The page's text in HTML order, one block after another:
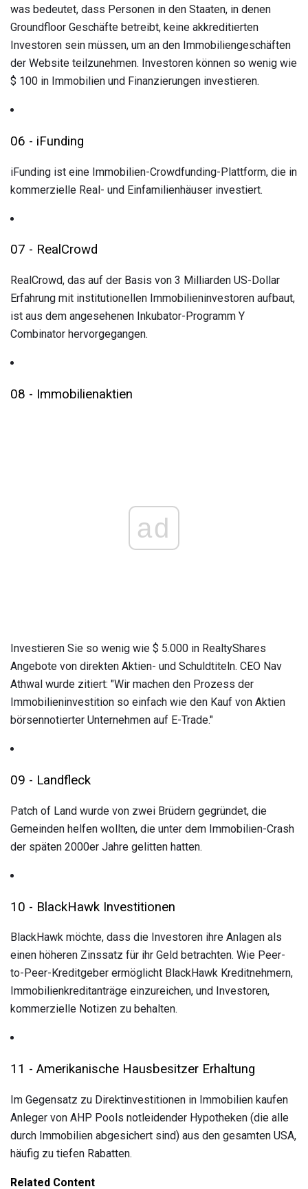
was bedeutet, dass Personen in den Staaten, in denen
Groundfloor Geschäfte betreibt, keine akkreditierten
Investoren sein müssen, um an den Immobiliengeschäften
der Website teilzunehmen. Investoren können so wenig wie
$ 100 in Immobilien und Finanzierungen investieren.
06 - iFunding
iFunding ist eine Immobilien-Crowdfunding-Plattform, die in
kommerzielle Real- und Einfamilienhäuser investiert.
07 - RealCrowd
RealCrowd, das auf der Basis von 3 Milliarden US-Dollar
Erfahrung mit institutionellen Immobilieninvestoren aufbaut,
ist aus dem angesehenen Inkubator-Programm Y
Combinator hervorgegangen.
08 - Immobilienaktien
ad
Investieren Sie so wenig wie $ 5.000 in RealtyShares
Angebote von direkten Aktien- und Schuldtiteln. CEO Nav
Athwal wurde zitiert: "Wir machen den Prozess der
Immobilieninvestition so einfach wie den Kauf von Aktien
börsennotierter Unternehmen auf E-Trade."
09 - Landfleck
Patch of Land wurde von zwei Brüdern gegründet, die
Gemeinden helfen wollten, die unter dem Immobilien-Crash
der späten 2000er Jahre gelitten hatten.
10 - BlackHawk Investitionen
BlackHawk möchte, dass die Investoren ihre Anlagen als
einen höheren Zinssatz für ihr Geld betrachten. Wie Peer-
to-Peer-Kreditgeber ermöglicht BlackHawk Kreditnehmern,
Immobilienkreditanträge einzureichen, und Investoren,
kommerzielle Notizen zu behalten.
11 - Amerikanische Hausbesitzer Erhaltung
Im Gegensatz zu Direktinvestitionen in Immobilien kaufen
Anleger von AHP Pools notleidender Hypotheken (die alle
durch Immobilien abgesichert sind) aus den gesamten USA,
häufig zu tiefen Rabatten.
Related Content